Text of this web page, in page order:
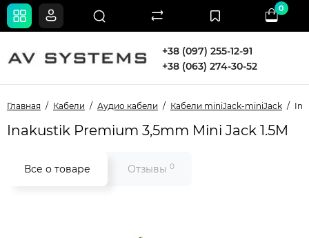
+38 (097) 255-12-91
+38 (063) 274-30-52
0
Главная Кабели Аудио кабели Кабели miniJack-miniJack
Inakustik Premium 3,5mm Mini Jack 1.5M
Все о товаре Отзывы 0